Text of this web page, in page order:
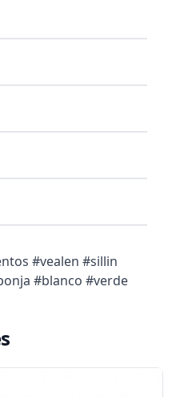
#vealen #sillin
#blanco #verde